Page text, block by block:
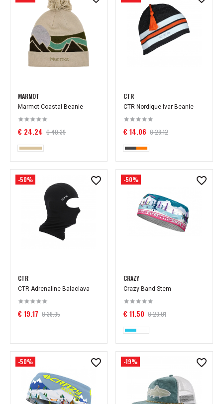
MARMOT
Marmot Coastal Beanie
€ 24.24 € 40.39
CTR
CTR Nordique Ivar Beanie
€ 14.06 € 28.12
-50%
CTR
CTR Adrenaline Balaclava
€ 19.17 € 38.35
-50%
CRAZY
Crazy Band Stem
€ 11.50 € 23.01
-50% -19%